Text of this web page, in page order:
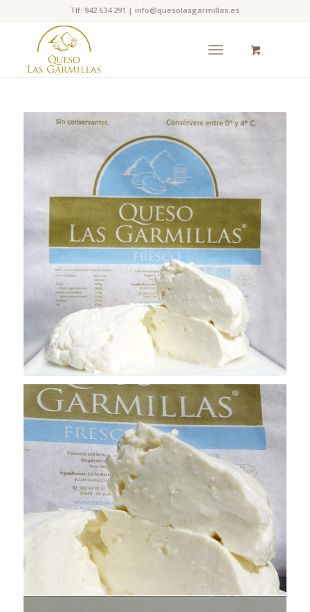
Tlf: 942 634 291 | info@quesolasgarmillas.es